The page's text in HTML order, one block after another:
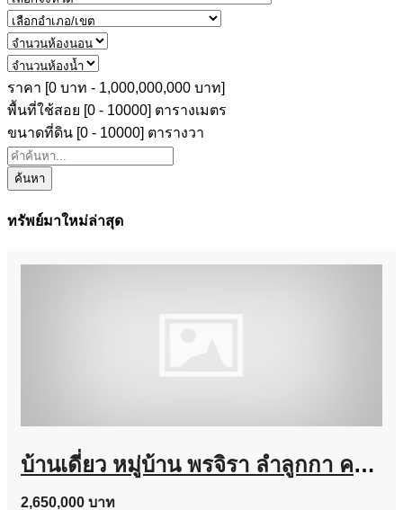
ราคา [0 บาท - 1,000,000,000 บาท]
พื้นที่ใช้สอย [0 - 10000] ตารางเมตร
ขนาดที่ดิน [0 - 10000] ตารางวา
ค้นหา
ทรัพย์มาใหม่ล่าสุด
บ้านเดี่ยว หมู่บ้าน พรจิรา ลำลูกกา คลอง 7 เนื้อที่ 64 ตร.ว. ถูกสุดในโครงการ
2,650,000 บาท